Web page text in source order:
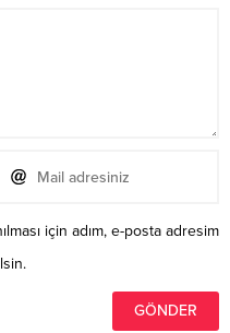
için adım, e-posta adresim